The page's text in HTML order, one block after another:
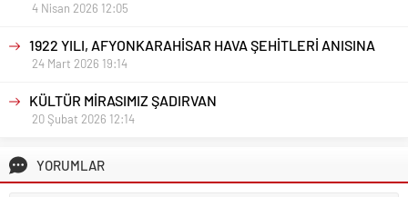
4 Nisan 2026 12:05
1922 YILI, AFYONKARAHİSAR HAVA ŞEHİTLERİ ANISINA
24 Mart 2026 19:14
KÜLTÜR MİRASIMIZ ŞADIRVAN
20 Şubat 2026 12:14
YORUMLAR